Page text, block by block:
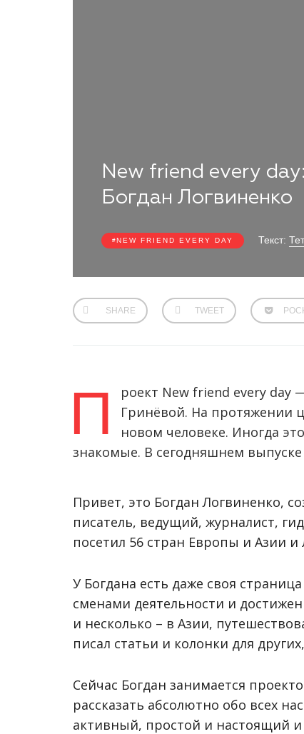
New friend every
Богдан Логвиненко
NEW FRIEND EVERY DAY Текст:
SHARE TWEET
П
роект New friend every day
Гринёвой. На протяжении
новом человеке. Иногда
знакомые. В сегодняшнем
Привет, это Богдан Логвиненко,
писатель, ведущий, журналист,
посетил 56 стран Европы и Азии
У Богдана есть даже своя
сменами деятельности и
и несколько – в Азии,
писал статьи и колонки для
Сейчас Богдан занимается
рассказать абсолютно обо всех
активный, простой и настоящий и